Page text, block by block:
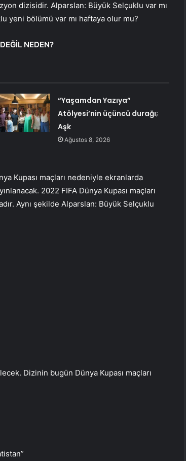
dizisidir. Alparslan: Büyük Selçuklu var mı
yeni bölümü var mı haftaya olur mu?
NEDEN?
“Yaşamdan Yazıya”
Atölyesi’nin üçüncü durağı;
Aşk
Ağustos 8, 2026
Kupası maçları nedeniyle ekranlarda
2022 FIFA Dünya Kupası maçları
Aynı şekilde Alparslan: Büyük Selçuklu
Dizinin bugün Dünya Kupası maçları